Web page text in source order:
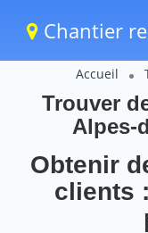
Chantier
Accueil
Trouver
Alpes-
Obtenir
clients